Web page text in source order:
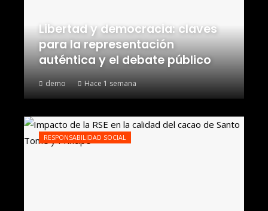
Libertad y democracia: claves
para la representación
auténtica y el debate público
demo Hace 1 semana
RESPONSABILIDAD SOCIAL